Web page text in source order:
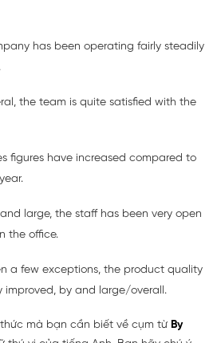
has been operating fairly steadily
the team is quite satisfied with the
figures have increased compared to
large, the staff has been very open
the office.
a few exceptions, the product quality
improved, by and large/overall.
mà bạn cần biết về cụm từ By